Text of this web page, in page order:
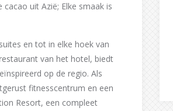
uit Azië; Elke smaak is
en tot in elke hoek van
van het hotel, biedt
op de regio. Als
fitnesscentrum en een
Resort, een compleet